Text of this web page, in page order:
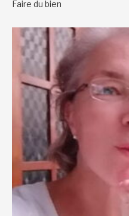
Faire du bien